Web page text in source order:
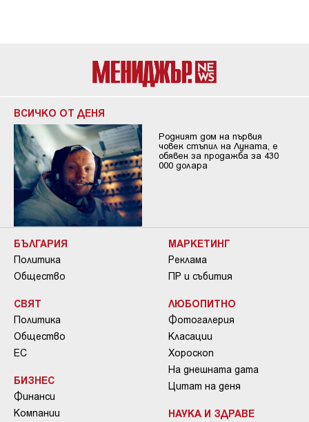
ВСИЧКО ОТ ДЕНЯ
Родният дом на първия
човек стъпил на Луната, е
обявен за продажба за 430
000 долара
БЪЛГАРИЯ
Политика
Общество
СВЯТ
Политика
Общество
ЕС
БИЗНЕС
Финанси
Компании
МАРКЕТИНГ
Реклама
ПР и събития
ЛЮБОПИТНО
Фотогалерия
Класации
Хороскоп
На днешната дата
Цитат на деня
НАУКА И ЗДРАВЕ